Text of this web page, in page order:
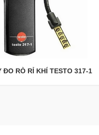
ĐO RÒ RỈ KHÍ TESTO 317-1